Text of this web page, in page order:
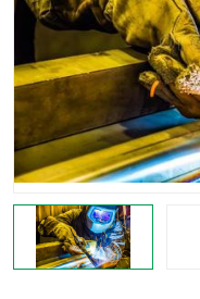
叉车工培训学校
学叉车培训技巧
叉车培训中心
叉车司机培训
行车起重机培训